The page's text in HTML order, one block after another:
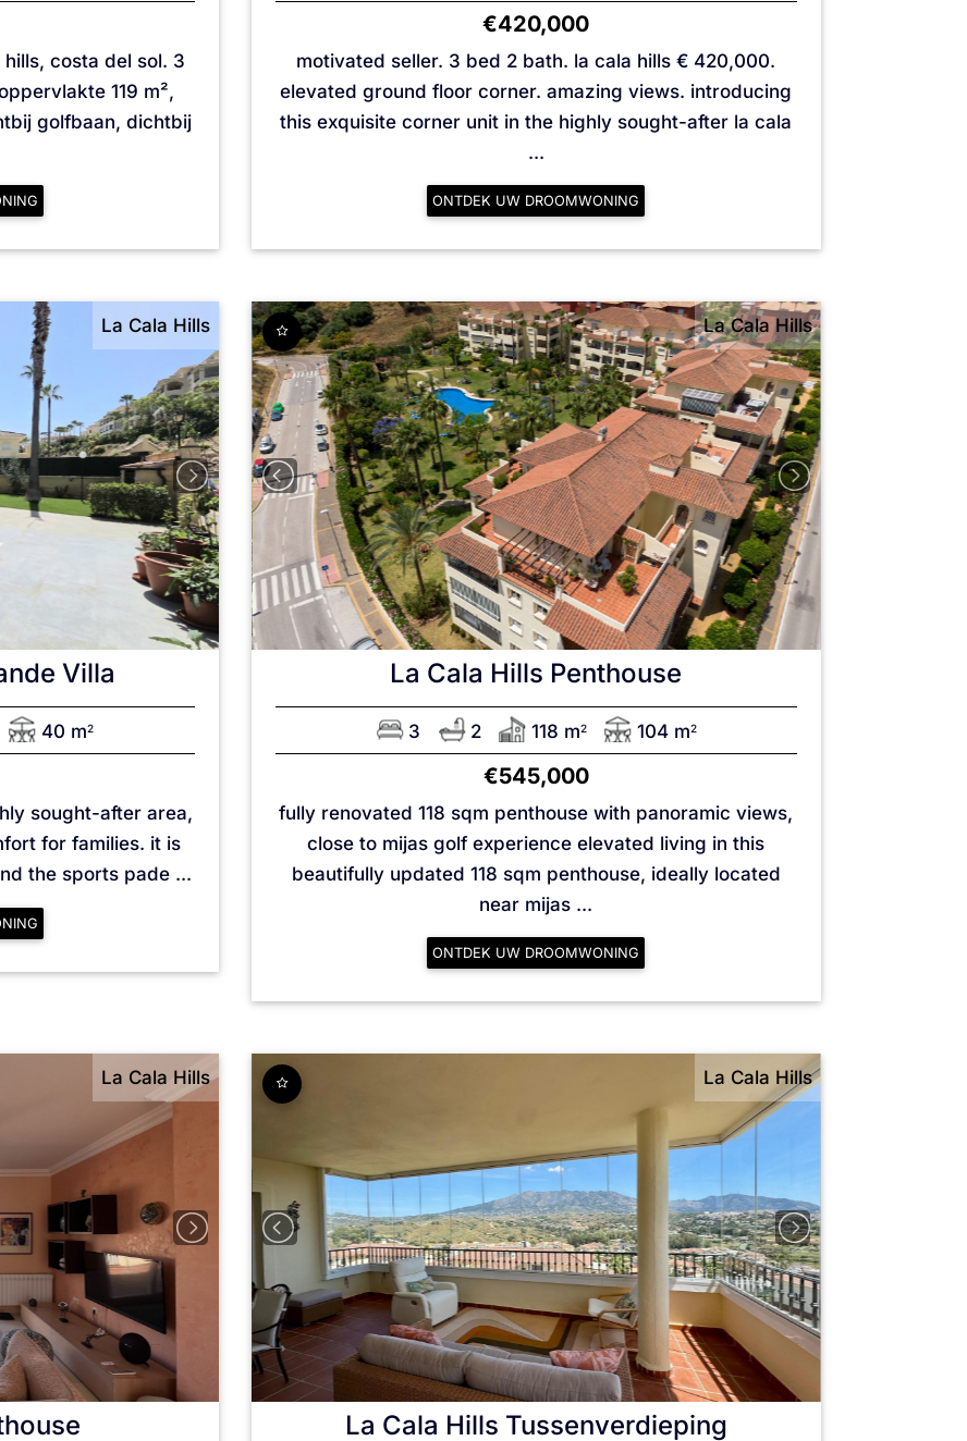
costa del sol. 3
119 m²,
golfbaan, dichtbij
€420,000
motivated seller. 3 bed 2 bath. la cala hills € 420,000.
elevated ground floor corner. amazing views. introducing
this exquisite corner unit in the highly sought-after la cala
...
ONTDEK UW DROOMWONING
La Cala Hills
Villa
40 m2
sought-after area,
for families. it is
the sports pade ...
La Cala Hills
La Cala Hills Penthouse
3 2 118 m2 104 m2
€545,000
fully renovated 118 sqm penthouse with panoramic views,
close to mijas golf experience elevated living in this
beautifully updated 118 sqm penthouse, ideally located
near mijas ...
ONTDEK UW DROOMWONING
La Cala Hills La Cala Hills
La Cala Hills Tussenverdieping